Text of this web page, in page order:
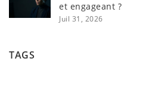
et engageant ?
Juil 31, 2026
TAGS